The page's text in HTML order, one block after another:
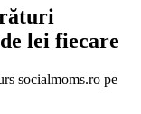
lei fiecare
socialmoms.ro pe